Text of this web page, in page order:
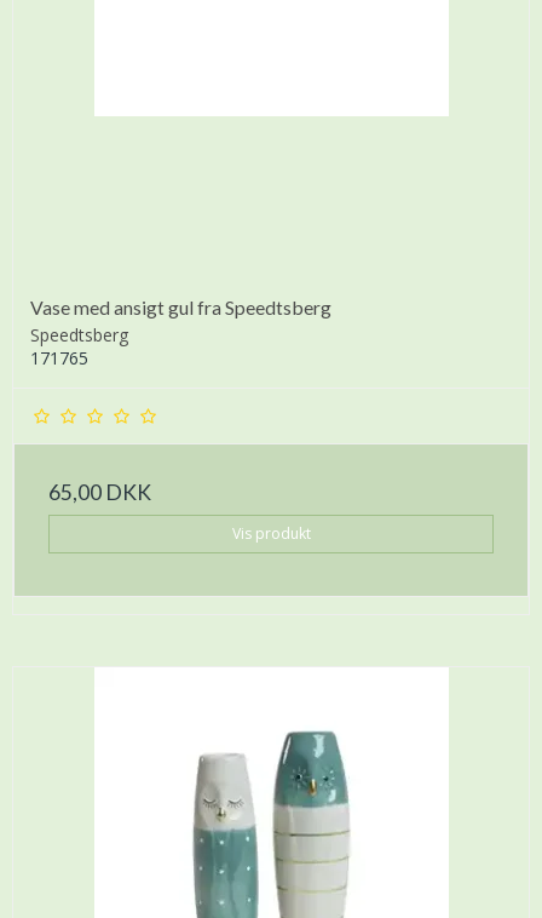
Vase med ansigt gul fra Speedtsberg
Speedtsberg
171765
65,00 DKK
Vis produkt